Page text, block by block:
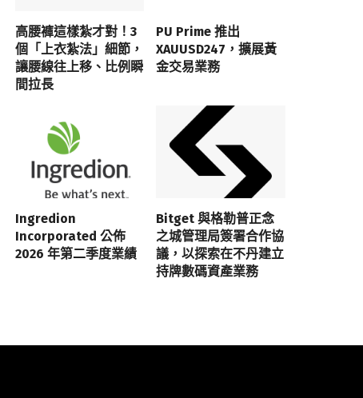
高腰褲這樣紮才對！3
個「上衣紮法」細節，
讓腰線往上移、比例瞬
間拉長
PU Prime 推出
XAUUSD247，擴展黃
金交易業務
Ingredion
Incorporated 公佈
2026 年第二季度業績
Bitget 與格勒普正念
之城管理局簽署合作協
議，以探索在不丹建立
持牌數碼資產業務